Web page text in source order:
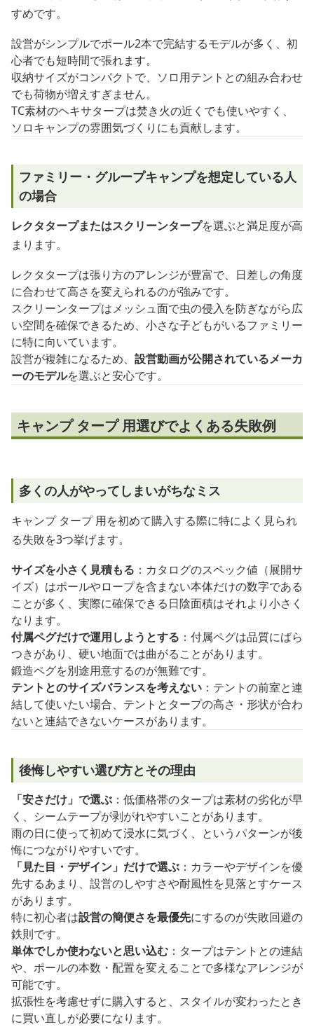
すめです。
設営がシンプルでポール2本で完結するモデルが多く、初
心者でも短時間で張れます。
収納サイズがコンパクトで、ソロ用テントとの組み合わせ
でも荷物が増えすぎません。
TC素材のヘキサタープは焚き火の近くでも使いやすく、
ソロキャンプの雰囲気づくりにも貢献します。
ファミリー・グループキャンプを想定している人
の場合
レクタタープまたはスクリーンタープを選ぶと満足度が高
まります。
レクタタープは張り方のアレンジが豊富で、日差しの角度
に合わせて高さを変えられるのが強みです。
スクリーンタープはメッシュ面で虫の侵入を防ぎながら広
い空間を確保できるため、小さな子どもがいるファミリー
に特に向いています。
設営が複雑になるため、 設営動画が公開されているメーカ
ーのモデルを選ぶと安心です。
キャンプ タープ 用選びでよくある失敗例
多くの人がやってしまいがちなミス
キャンプ タープ 用を初めて購入する際に特によく見られ
る失敗を3つ挙げます。
サイズを小さく見積もる ：カタログのスペック値（展開サ
イズ）はポールやロープを含まない本体だけの数字である
ことが多く、実際に確保できる日陰面積はそれより小さく
なります。
付属ペグだけで運用しようとする ：付属ペグは品質にばら
つきがあり、硬い地面では曲がることがあります。
鍛造ペグを別途用意するのが無難です。
テントとのサイズバランスを考えない ：テントの前室と連
結して使いたい場合、テントとタープの高さ・形状が合わ
ないと連結できないケースがあります。
後悔しやすい選び方とその理由
「安さだけ」で選ぶ ：低価格帯のタープは素材の劣化が早
く、シームテープが剥がれやすいことがあります。
雨の日に使って初めて浸水に気づく、というパターンが後
悔につながりやすいです。
「見た目・デザイン」だけで選ぶ ：カラーやデザインを優
先するあまり、設営のしやすさや耐風性を見落とすケース
があります。
特に初心者は設営の簡便さを最優先にするのが失敗回避の
鉄則です。
単体でしか使わないと思い込む ：タープはテントとの連結
や、ポールの本数・配置を変えることで多様なアレンジが
可能です。
拡張性を考慮せずに購入すると、スタイルが変わったとき
に買い直しが必要になります。